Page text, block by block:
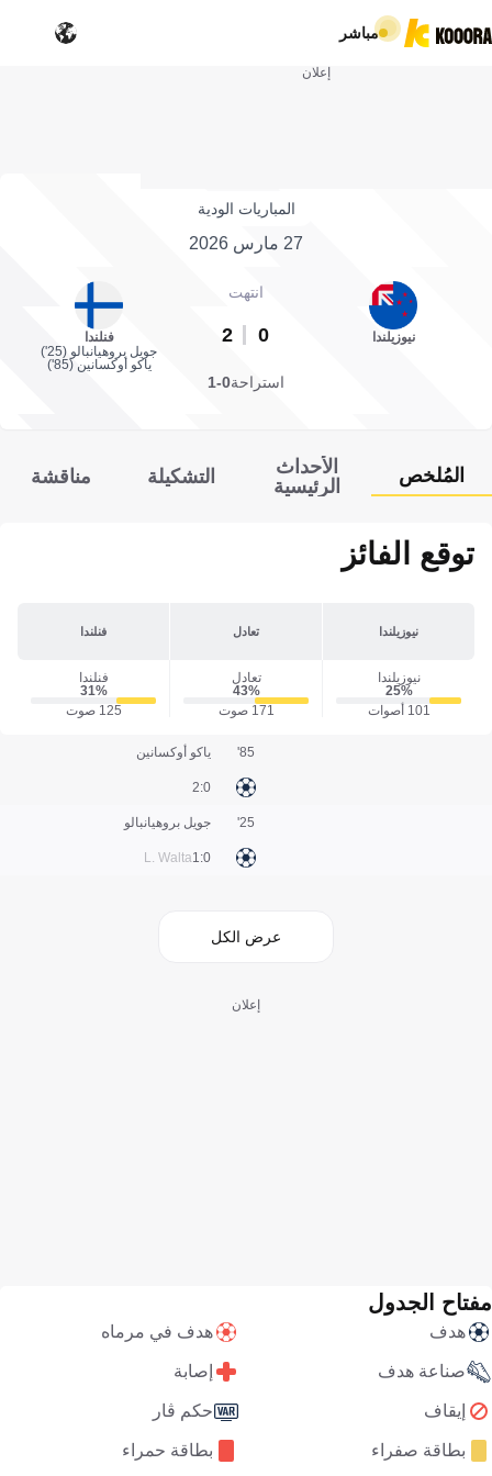
مباشر
إعلان
المباريات الودية
27 مارس 2026
نيوزيلندا
انتهت
0
2
فنلندا
جويل بروهيانبالو (25')
ياكو أوكسانين (85')
استراحة0-1
المُلخص
الأحداث
الرئيسية
التشكيلة مناقشة
توقع الفائز
نيوزيلندا تعادل فنلندا
نيوزيلندا
25‎%‎
101 أصوات
تعادل
43‎%‎
171 صوت
فنلندا
31‎%‎
125 صوت
ياكو أوكسانين
0:2
85'
جويل بروهيانبالو
L. Walta0:1
25'
عرض الكل
إعلان
مفتاح الجدول
هدف هدف في مرماه
صناعة هدف إصابة
إيقاف حكم ڤار
بطاقة صفراء بطاقة حمراء